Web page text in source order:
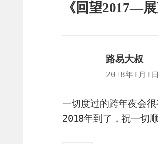
《回望2017—
路易大叔
道：
2018年1月1
一切度过的跨年夜会很
2018年到了，祝一切顺